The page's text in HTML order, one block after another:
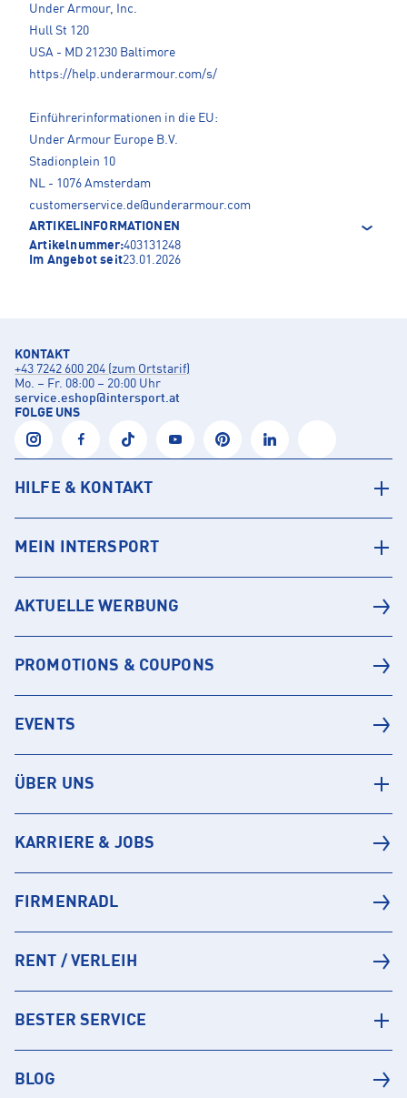
Under Armour, Inc.
Hull St 120
USA - MD 21230 Baltimore
https://help.underarmour.com/s/
Einführerinformationen in die EU:
Under Armour Europe B.V.
Stadionplein 10
NL - 1076 Amsterdam
customerservice.de@underarmour.com
ARTIKELINFORMATIONEN
Artikelnummer:403131248
Im Angebot seit23.01.2026
KONTAKT
+43 7242 600 204 (zum Ortstarif)
Mo. – Fr. 08:00 – 20:00 Uhr
service.eshop@intersport.at
FOLGE UNS
HILFE & KONTAKT
MEIN INTERSPORT
AKTUELLE WERBUNG
PROMOTIONS & COUPONS
EVENTS
ÜBER UNS
KARRIERE & JOBS
FIRMENRADL
RENT / VERLEIH
BESTER SERVICE
BLOG